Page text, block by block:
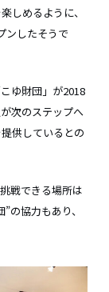
しめるように、
ンしたそうで
ゆ財団」が2018
次のステップへ
供しているとの
戦できる場所は
の協力もあり、